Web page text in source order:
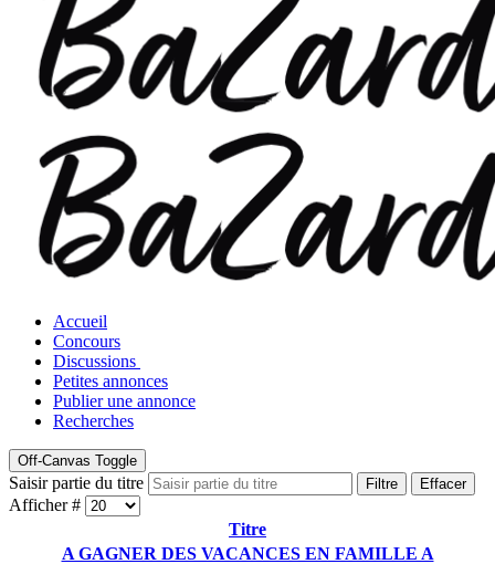
Accueil
Concours
Discussions
Petites annonces
Publier une annonce
Recherches
Off-Canvas Toggle
Saisir partie du titre Filtre Effacer
Afficher #
Titre
A GAGNER DES VACANCES EN FAMILLE A